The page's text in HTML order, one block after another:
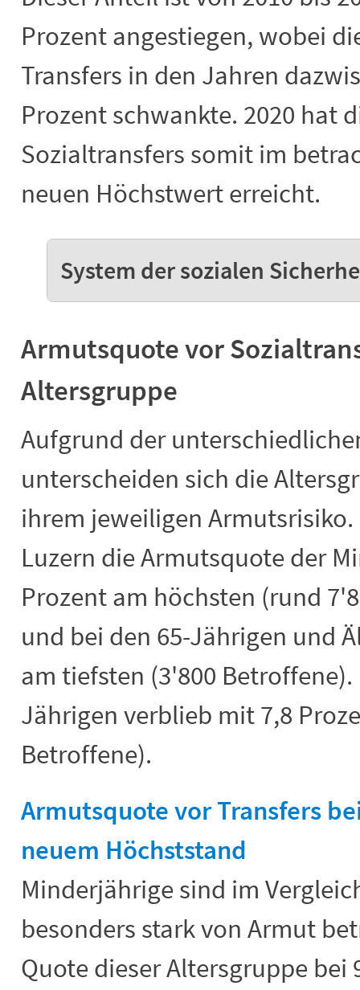
Prozent angestiegen, wobei
Transfers in den Jahren
Prozent schwankte. 2020 hat
Sozialtransfers somit im
neuen Höchstwert erreicht.
System der sozialen
Armutsquote vor
Altersgruppe
Aufgrund der
unterscheiden sich die
ihrem jeweiligen
Luzern die Armutsquote der
Prozent am höchsten (rund
und bei den 65-Jährigen und
am tiefsten (3'800 Betroffene).
Jährigen verblieb mit 7,8
Betroffene).
Armutsquote vor Transfers
neuem Höchststand
Minderjährige sind im
besonders stark von Armut
Quote dieser Altersgruppe bei